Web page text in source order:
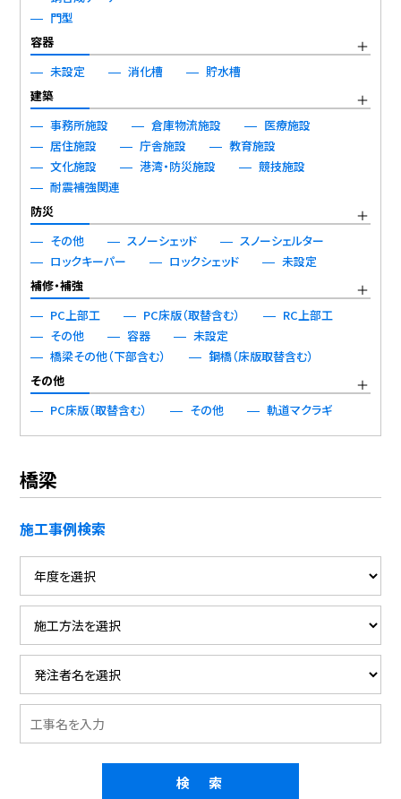
門型
容器
未設定
消化槽
貯水槽
建築
事務所施設
倉庫物流施設
医療施設
居住施設
庁舎施設
教育施設
文化施設
港湾・防災施設
競技施設
耐震補強関連
防災
その他
スノーシェッド
スノーシェルター
ロックキーパー
ロックシェッド
未設定
補修・補強
PC上部工
PC床版（取替含む）
RC上部工
その他
容器
未設定
橋梁その他（下部含む）
鋼橋（床版取替含む）
その他
PC床版（取替含む）
その他 軌道マクラギ
橋梁
施工事例検索